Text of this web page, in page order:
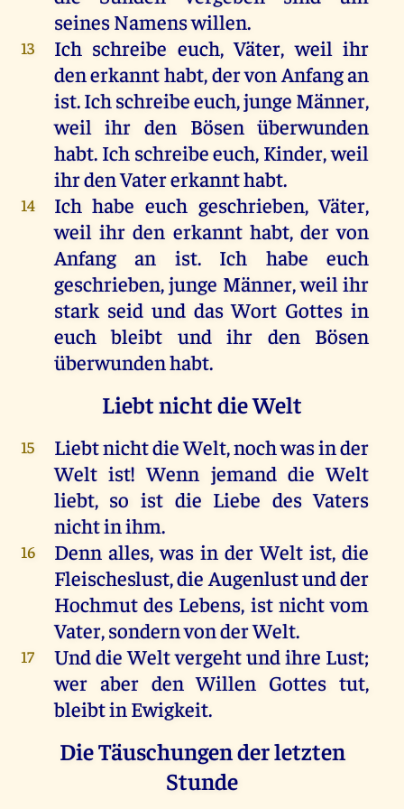
seinesNamenswillen.
13 Ich schreibe euch,Väter,weil ihr
denerkannthabt,dervonAnfangan
ist.Ichschreibeeuch,junge Männer,
weil ihr den Bösen überwunden
habt. Ich schreibeeuch, Kinder,weil
ihrdenVatererkannthabt.
14 Ich habe euch geschrieben,Väter,
weil ihr den erkannt habt, der von
Anfang
an ist. Ich habe
euch
geschrieben,junge Männer,weil ihr
stark seid und das Wort Gottes in
euch bleibt und ihr den Bösen
überwundenhabt.
Liebt nicht die Welt
15 LiebtnichtdieWelt,nochwasinder
Welt ist!Wenn jemand die Welt
liebt, so ist die Liebe des Vaters
nichtinihm.
16 Denn alles,was in der Welt ist,die
Fleischeslust,die Augenlustundder
Hochmut des Lebens, ist nicht vom
Vater,sondernvonderWelt.
17 Unddie Weltvergehtundihre Lust;
wer aber den Willen Gottes tut,
bleibtinEwigkeit.
Die Täuschungen der letzten
Stunde